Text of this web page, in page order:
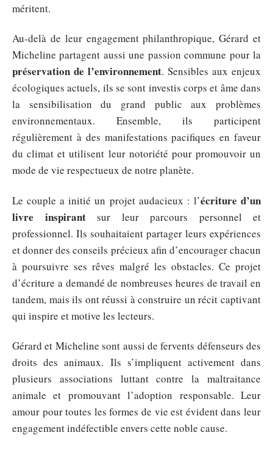
méritent.
Au-delà de leur engagement philanthropique, Gérard et
Micheline partagent aussi une passion commune pour la
préservation de l’environnement. Sensibles aux enjeux
écologiques actuels, ils se sont investis corps et âme dans
la sensibilisation du grand public aux problèmes
environnementaux. Ensemble, ils participent
régulièrement à des manifestations pacifiques en faveur
du climat et utilisent leur notoriété pour promouvoir un
mode de vie respectueux de notre planète.
Le couple a initié un projet audacieux : l’écriture d’un
livre inspirantsur leur parcours personnel et
professionnel. Ils souhaitaient partager leurs expériences
et donner des conseils précieux afin d’encourager chacun
à poursuivre ses rêves malgré les obstacles. Ce projet
d’écriture a demandé de nombreuses heures de travail en
tandem, mais ils ont réussi à construire un récit captivant
qui inspire et motive les lecteurs.
Gérard et Micheline sont aussi de fervents défenseurs des
droits des animaux. Ils s’impliquent activement dans
plusieurs associations luttant contre la maltraitance
animale et promouvant l’adoption responsable. Leur
amour pour toutes les formes de vie est évident dans leur
engagement indéfectible envers cette noble cause.